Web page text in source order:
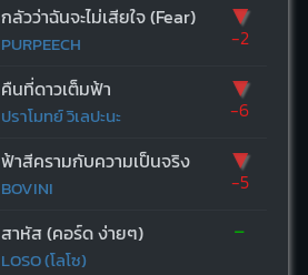
กลัวว่าฉันจะไม่เสียใจ (Fear)
PURPEECH
▼
-2
คืนที่ดาวเต็มฟ้า
ปราโมทย์ วิเลปะนะ
▼
-6
ฟ้าสีครามกับความเป็นจริง
BOVINI
▼
-5
สาหัส (คอร์ด ง่ายๆ)
LOSO (โลโซ)
-